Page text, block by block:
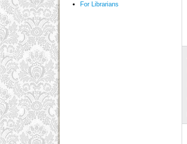
For Librarians